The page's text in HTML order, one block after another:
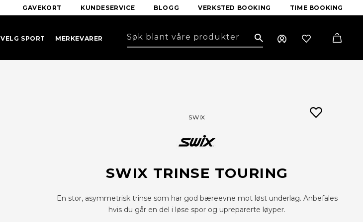
GAVEKORT KUNDESERVICE BLOGG VERKSTED BOOKING TIME BOOKING
VELG SPORT MERKEVARER Search
SWIX
SWIX TRINSE TOURING
En stor, asymmetrisk trinse som har god bæreevne mot løst underlag. Anbefales
hvis du går en del i løse spor og upreparerte løyper.